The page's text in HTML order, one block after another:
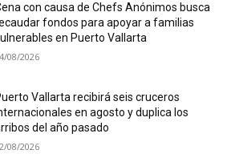
con causa de Chefs Anónimos busca
fondos para apoyar a familias
en Puerto Vallarta
08/2026
Vallarta recibirá seis cruceros
en agosto y duplica los
del año pasado
08/2026